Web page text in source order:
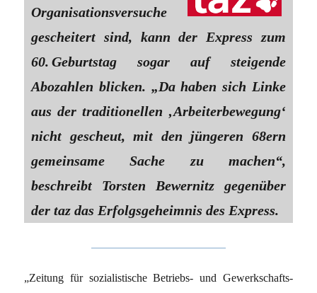
Organisationsversuche
gescheitert sind, kann der Express zum
60. Geburtstag sogar auf steigende
Abozahlen blicken. „Da haben sich Linke
aus der traditionellen ‚Arbeiterbewegung‘
nicht gescheut, mit den jüngeren 68ern
gemeinsame Sache zu machen“,
beschreibt Torsten Bewernitz gegenüber
der taz das Erfolgsgeheimnis des Express.
„Zeitung für sozialistische Betriebs- und Gewerkschafts­